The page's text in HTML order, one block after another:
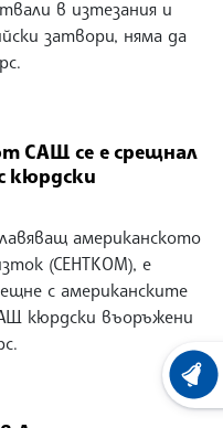
в изтезания и
затвори, няма да
САЩ се е срещнал
кюрдски
американското
(СЕНТКОМ), е
с американските
кюрдски въоръжени